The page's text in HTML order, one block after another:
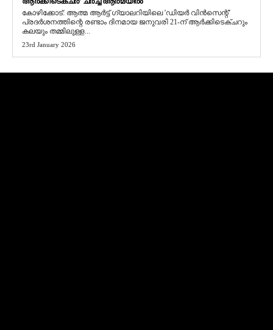
​കോഴിക്കോട്: ആത്മ ആർട്ട് ഗ്യാലറിയിലെ 'ഡിയർ വിൻസെന്റ്'
പ്രദർശനത്തിന്റെ രണ്ടാം ദിനമായ ജനുവരി 21-ന് ആർക്കിടെക്ചറും
കലയും തമ്മിലുള്ള...
23rd January 2026